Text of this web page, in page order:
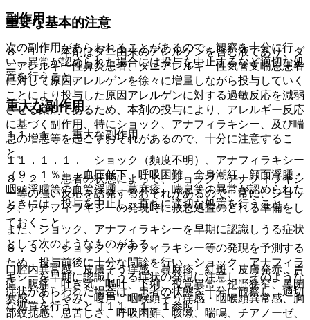
重要な基本的注意
８．１． 本剤はダニ由来のアレルゲンを含む液であり、ダ
ニアレルギー性鼻炎患者、ダニアレルギー性気管支喘息患者
に対して原因アレルゲンを徐々に増量しながら投与していく
ことにより投与した原因アレルゲンに対する過敏反応を減弱
させる薬剤であるため、本剤の投与により、アレルギー反応
に基づく副作用、特にショック、アナフィラキシー、及び喘
息の増悪等を起こすおそれがあるので、十分に注意するこ
と。
８．２． 患者の状態によって、ショック、アナフィラキシ
ー等の強い反応を誘発するおそれがあるので、常に、ショッ
ク、アナフィラキシーの発現時に救急処置のとれる準備をし
ておくこと。
８．３． ショック、アナフィラキシー等の発現を予測する
ため、投与前後に十分な問診を行い、ショック、アナフィラ
キシーを早期に認識しうる症状の発現に注意し、そのような
症状があらわれた場合は、患者の状態を十分に観察し、適切
な処置を行うこと〔１１．１．１参照〕。
副作用
次の副作用があらわれることがあるので、観察を十分に行
い、異常が認められた場合には投与を中止するなど適切な処
置を行うこと。
重大な副作用
１１．１． 重大な副作用
１１．１．１． ショック（頻度不明）、アナフィラキシー
（９．１％）：血圧低下、呼吸困難、全身潮紅、顔面浮腫・
咽頭浮腫等の血管浮腫、蕁麻疹、喘息等の異常が認められた
ときには、投与を中止し、直ちに適切な処置を行うこと。
また、ショック、アナフィラキシーを早期に認識しうる症状
として次のようなものがある。
口腔内異常感、皮膚そう痒感、蕁麻疹、紅斑・皮膚発赤、胃
痛、腹痛、吐き気、嘔吐、下痢、視覚異常、視野狭窄、鼻閉
塞感、くしゃみ、嗄声、咽喉頭そう痒感・咽喉頭異常感、胸
部絞扼感、息苦しさ、呼吸困難、咳嗽、喘鳴、チアノーゼ、